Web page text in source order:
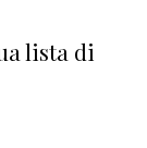
lista di